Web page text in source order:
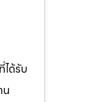
ที่ได้รับ
น